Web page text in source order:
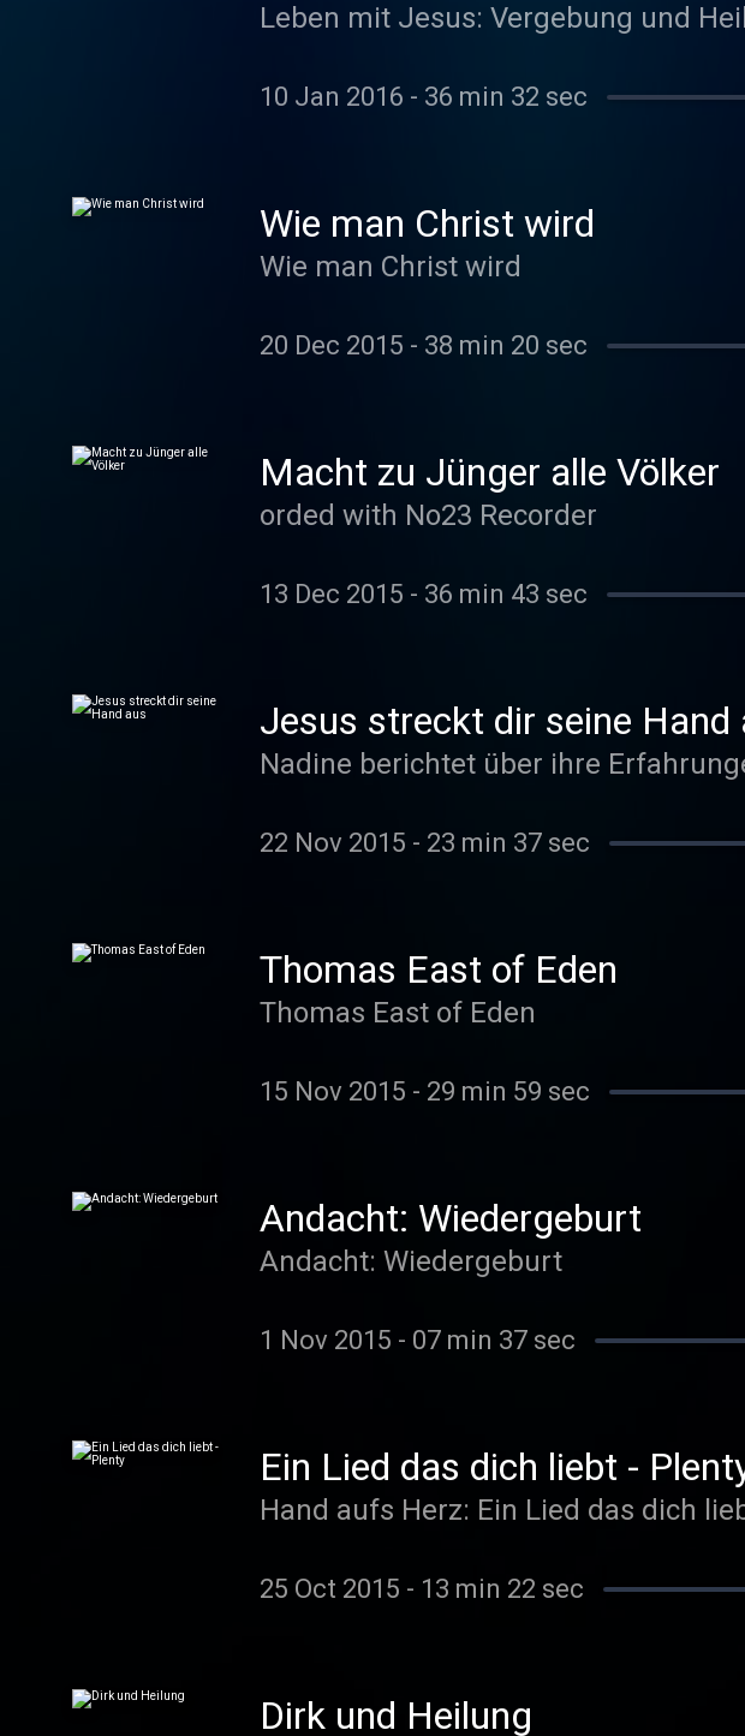
Leben mit Jesus: Vergebung und
10 Jan 2016 - 36 min 32 sec
Wie man Christ wird
Wie man Christ wird
20 Dec 2015 - 38 min 20 sec
Macht zu Jünger alle Völker
orded with No23 Recorder
13 Dec 2015 - 36 min 43 sec
Jesus streckt dir seine Hand
Nadine berichtet über ihre
22 Nov 2015 - 23 min 37 sec
Thomas East of Eden
Thomas East of Eden
15 Nov 2015 - 29 min 59 sec
Andacht: Wiedergeburt
Andacht: Wiedergeburt
1 Nov 2015 - 07 min 37 sec
Ein Lied das dich liebt -
Hand aufs Herz: Ein Lied das dich
25 Oct 2015 - 13 min 22 sec
Dirk und Heilung